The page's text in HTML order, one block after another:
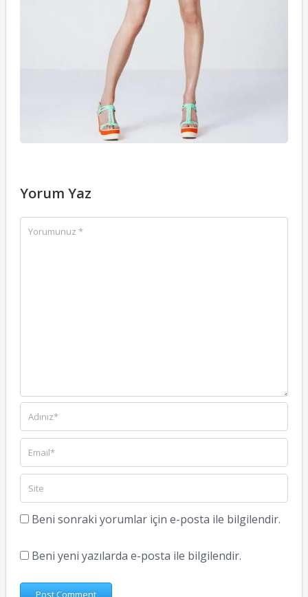
Yorum Yaz
Beni sonraki yorumlar için e-posta ile bilgilendir.
Beni yeni yazılarda e-posta ile bilgilendir.